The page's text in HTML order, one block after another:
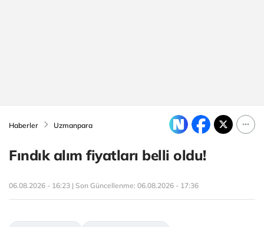
Haberler Uzmanpara
Fındık alım fiyatları belli oldu!
06.08.2026 - 16:23 | Son Güncellenme: 06.08.2026 - 17:36